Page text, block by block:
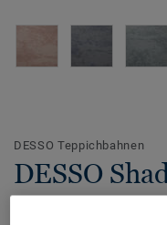
DESSO Teppichbahnen
DESSO
9513